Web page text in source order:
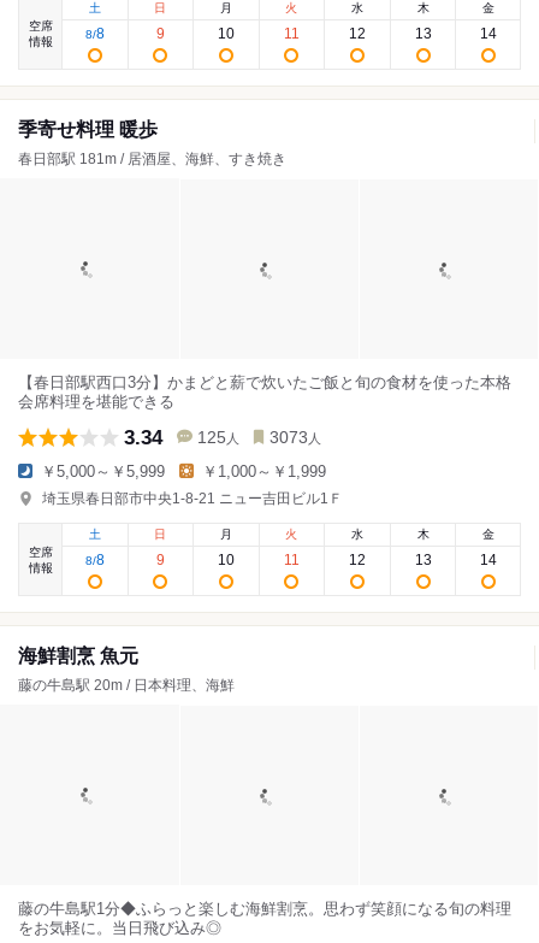
空席
情報
土
8/8
日
9
月
10
火
11
水
12
木
13
金
14
季寄せ料理 暖歩
春日部駅 181m / 居酒屋、海鮮、すき焼き
【春日部駅西口3分】かまどと薪で炊いたご飯と旬の食材を使った本格
会席料理を堪能できる
3.34 125 人 3073 人
￥5,000～￥5,999 ￥1,000～￥1,999
埼玉県春日部市中央1-8-21 ニュー吉田ビル1Ｆ
空席
情報
土
8/8
日
9
月
10
火
11
水
12
木
13
金
14
海鮮割烹 魚元
藤の牛島駅 20m / 日本料理、海鮮
藤の牛島駅1分◆ふらっと楽しむ海鮮割烹。思わず笑顔になる旬の料理
をお気軽に。当日飛び込み◎